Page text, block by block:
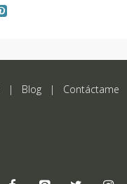
| Blog | Contáctame